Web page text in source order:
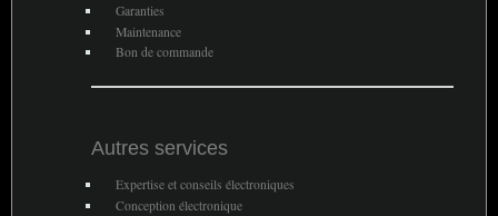
Garanties
Maintenance
Bon de commande
Autres services
Expertise et conseils électroniques
Conception électronique